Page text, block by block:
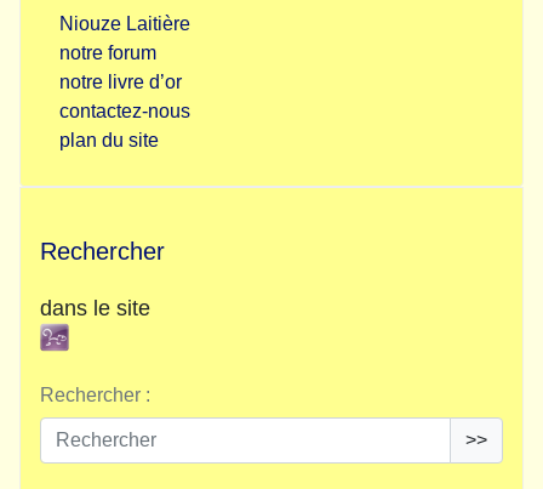
Niouze Laitière
notre forum
notre livre d’or
contactez-nous
plan du site
Rechercher
dans le site
Rechercher :
>>